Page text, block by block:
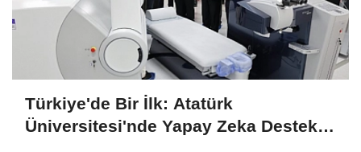
Türkiye'de Bir İlk: Atatürk
Üniversitesi'nde Yapay Zeka Destekli